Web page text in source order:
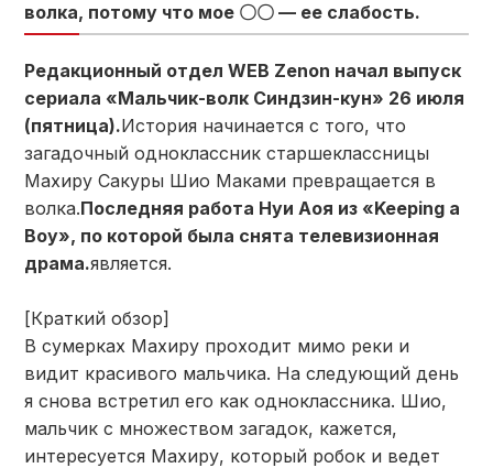
волка, потому что мое 〇〇 — ее слабость.
Редакционный отдел WEB Zenon начал выпуск
сериала «Мальчик-волк Синдзин-кун» 26 июля
(пятница).История начинается с того, что
загадочный одноклассник старшеклассницы
Махиру Сакуры Шио Маками превращается в
волка.Последняя работа Нуи Аоя из «Keeping a
Boy», по которой была снята телевизионная
драма.является.
[Краткий обзор]
В сумерках Махиру проходит мимо реки и
видит красивого мальчика. На следующий день
я снова встретил его как одноклассника. Шио,
мальчик с множеством загадок, кажется,
интересуется Махиру, который робок и ведет